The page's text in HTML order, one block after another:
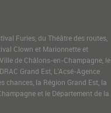
Furies, du Théâtre des routes,
Clown et Marionnette et
de Châlons-en-Champagne, le
Grand Est, L’Acsé-Agence
chances, la Région Grand Est, la
et le Département de la